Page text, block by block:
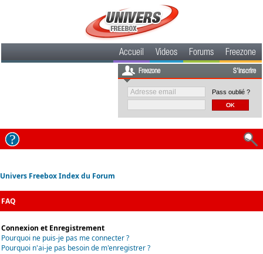
Accueil Videos Forums Freezone
Freezone S'inscrire
Pass oublié ?
Univers Freebox Index du Forum
FAQ
Connexion et Enregistrement
Pourquoi ne puis-je pas me connecter ?
Pourquoi n'ai-je pas besoin de m'enregistrer ?